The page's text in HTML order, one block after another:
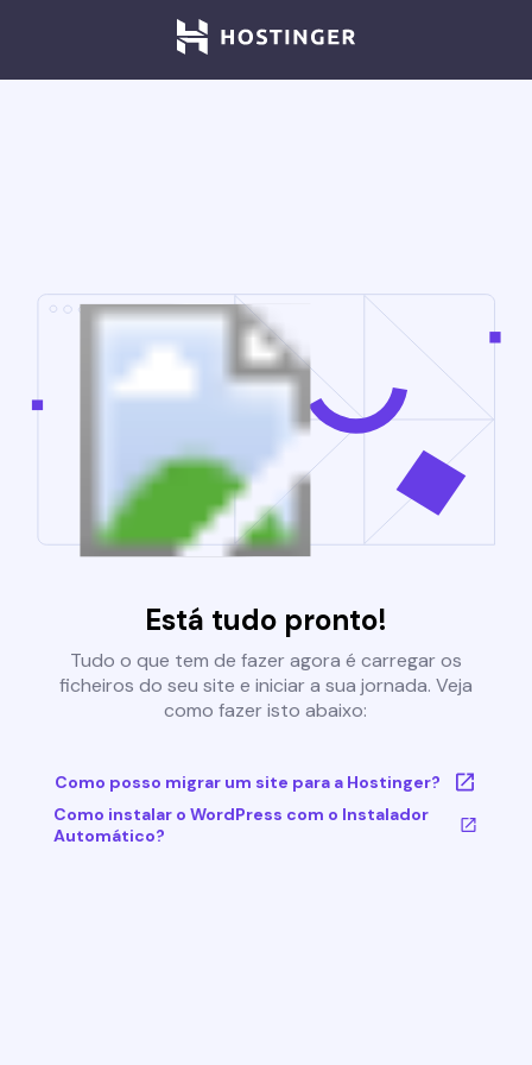
Está tudo pronto!
Tudo o que tem de fazer agora é carregar os
ficheiros do seu site e iniciar a sua jornada. Veja
como fazer isto abaixo:
Como posso migrar um site para a Hostinger?
Como instalar o WordPress com o Instalador
Automático?